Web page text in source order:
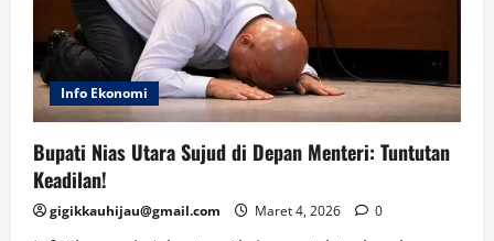
Info Ekonomi
Bupati Nias Utara Sujud di Depan Menteri: Tuntutan
Keadilan!
gigikkauhijau@gmail.com Maret 4, 2026 0